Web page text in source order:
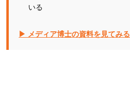
いる
▶ メディア博士の資料を見てみる